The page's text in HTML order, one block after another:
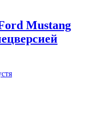
Mustang